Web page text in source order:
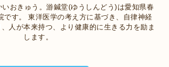
おきゅう。游鍼堂(ゆうしんどう)は愛知県春
です。 東洋医学の考え方に基づき、自律神経
人が本来持つ、より健康的に生きる力を励ま
します。